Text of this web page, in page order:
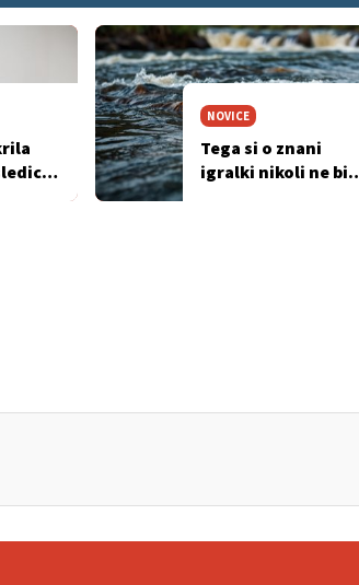
NOVICE
Tega si o znani
igralki nikoli ne bi